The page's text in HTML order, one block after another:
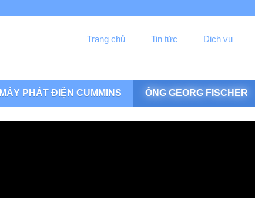
Trang chủ Tin tức Dịch vụ
MÁY PHÁT ĐIỆN CUMMINS ỐNG GEORG FISCHER